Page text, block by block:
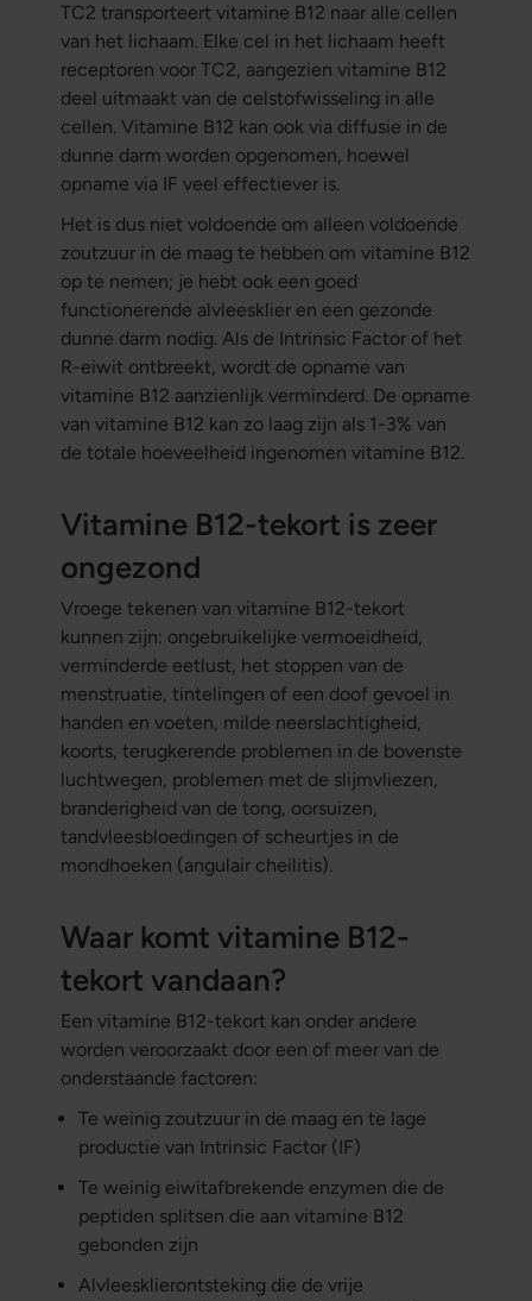
TC2 transporteert vitamine B12 naar alle cellen
van het lichaam. Elke cel in het lichaam heeft
receptoren voor TC2, aangezien vitamine B12
deel uitmaakt van de celstofwisseling in alle
cellen. Vitamine B12 kan ook via diffusie in de
dunne darm worden opgenomen, hoewel
opname via IF veel effectiever is.
Het is dus niet voldoende om alleen voldoende
zoutzuur in de maag te hebben om vitamine B12
op te nemen; je hebt ook een goed
functionerende alvleesklier en een gezonde
dunne darm nodig. Als de Intrinsic Factor of het
R-eiwit ontbreekt, wordt de opname van
vitamine B12 aanzienlijk verminderd. De opname
van vitamine B12 kan zo laag zijn als 1-3% van
de totale hoeveelheid ingenomen vitamine B12.
Vitamine B12-tekort is zeer
ongezond
Vroege tekenen van vitamine B12-tekort
kunnen zijn: ongebruikelijke vermoeidheid,
verminderde eetlust, het stoppen van de
menstruatie, tintelingen of een doof gevoel in
handen en voeten, milde neerslachtigheid,
koorts, terugkerende problemen in de bovenste
luchtwegen, problemen met de slijmvliezen,
branderigheid van de tong, oorsuizen,
tandvleesbloedingen of scheurtjes in de
mondhoeken (angulair cheilitis).
Waar komt vitamine B12-
tekort vandaan?
Een vitamine B12-tekort kan onder andere
worden veroorzaakt door een of meer van de
onderstaande factoren:
Te weinig zoutzuur in de maag en te lage
productie van Intrinsic Factor (IF)
Te weinig eiwitafbrekende enzymen die de
peptiden splitsen die aan vitamine B12
gebonden zijn
Alvleesklierontsteking die de vrije